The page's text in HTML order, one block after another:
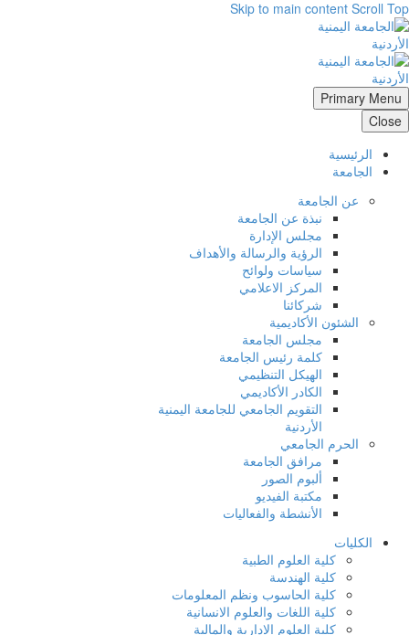
Skip to main content Scroll Top
Primary Menu
Close
الرئيسية
الجامعة
عن الجامعة
نبذة عن الجامعة
مجلس الإدارة
الرؤية والرسالة والأهداف
سياسات ولوائح
المركز الاعلامي
شركائنا
الشئون الأكاديمية
مجلس الجامعة
كلمة رئيس الجامعة
الهيكل التنظيمي
الكادر الأكاديمي
التقويم الجامعي للجامعة اليمنية
الأردنية
الحرم الجامعي
مرافق الجامعة
ألبوم الصور
مكتبة الفيديو
الأنشطة والفعاليات
الكليات
كلية العلوم الطبية
كلية الهندسة
كلية الحاسوب ونظم المعلومات
كلية اللغات والعلوم الانسانية
كلية العلوم الإدارية والمالية